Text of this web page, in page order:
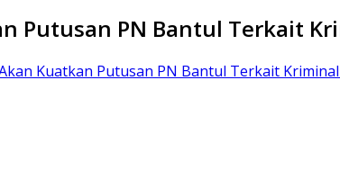
Putusan PN Bantul Terkait
Kuatkan Putusan PN Bantul Terkait